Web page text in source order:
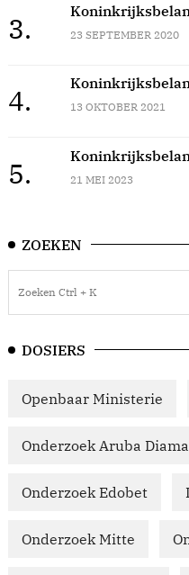
3. 23 SEPTEMBER 2020
4. 13 OKTOBER 2021
5. 21 MEI 2023
ZOEKEN
DOSIERS
Openbaar Ministerie
Onderzoek Aruba
Onderzoek Edobet
Onderzoek Mitte